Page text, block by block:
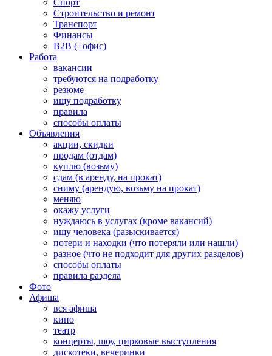
Спорт
Строительство и ремонт
Транспорт
Финансы
B2B (+офис)
Работа
вакансии
требуются на подработку
резюме
ищу подработку
правила
способы оплаты
Объявления
акции, скидки
продам (отдам)
куплю (возьму)
сдам (в аренду, на прокат)
сниму (арендую, возьму на прокат)
меняю
окажу услуги
нуждаюсь в услугах (кроме вакансий)
ищу человека (разыскивается)
потери и находки (что потеряли или нашли)
разное (что не подходит для других разделов)
способы оплаты
правила раздела
Фото
Афиша
вся афиша
кино
театр
концерты, шоу, цирковые выступления
дискотеки, вечеринки